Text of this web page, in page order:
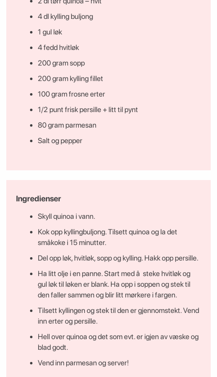
4 dl kylling buljong
1 gul løk
4 fedd hvitløk
200 gram sopp
200 gram kylling fillet
100 gram frosne erter
1/2 punt frisk persille + litt til pynt
80 gram parmesan
Salt og pepper
Ingredienser
Skyll quinoa i vann.
Kok opp kyllingbuljong. Tilsett quinoa og la det
småkoke i 15 minutter.
Del opp løk, hvitløk, sopp og kylling. Hakk opp persille.
Ha litt olje i en panne. Start med å steke hvitløk og
gul løk til løken er blank. Ha opp i soppen og stek til
den faller sammen og blir litt mørkere i fargen.
Tilsett kyllingen og stek til den er gjennomstekt. Vend
inn erter og persille.
Hell over quinoa og det som evt. er igjen av væske og
blad godt.
Vend inn parmesan og server!